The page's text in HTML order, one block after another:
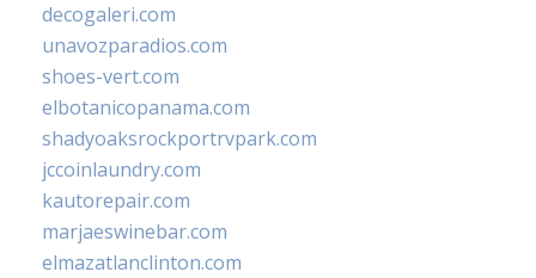
decogaleri.com
unavozparadios.com
shoes-vert.com
elbotanicopanama.com
shadyoaksrockportrvpark.com
jccoinlaundry.com
kautorepair.com
marjaeswinebar.com
elmazatlanclinton.com